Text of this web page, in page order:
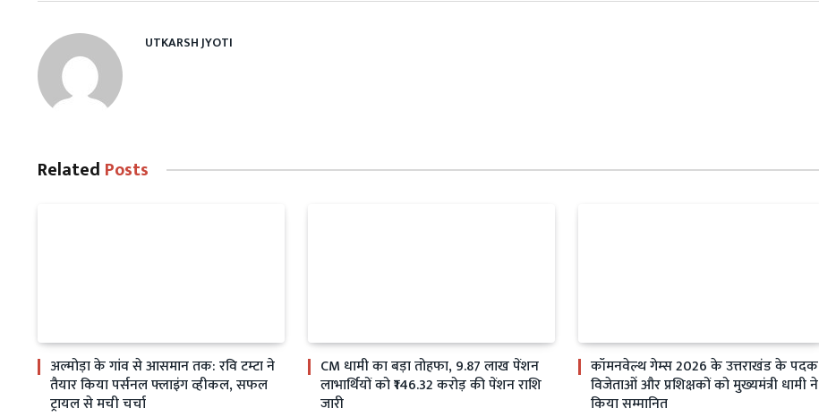
UTKARSH JYOTI
Related Posts
अल्मोड़ा के गांव से आसमान तक: रवि टम्टा ने
तैयार किया पर्सनल फ्लाइंग व्हीकल, सफल
ट्रायल से मची चर्चा
CM धामी का बड़ा तोहफा, 9.87 लाख पेंशन
लाभार्थियों को ₹146.32 करोड़ की पेंशन राशि
जारी
कॉमनवेल्थ गेम्स 2026 के उत्तराखंड के पदक
विजेताओं और प्रशिक्षकों को मुख्यमंत्री धामी ने
किया सम्मानित